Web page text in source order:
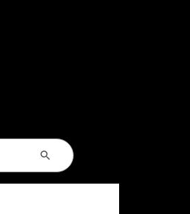
Sökknapp